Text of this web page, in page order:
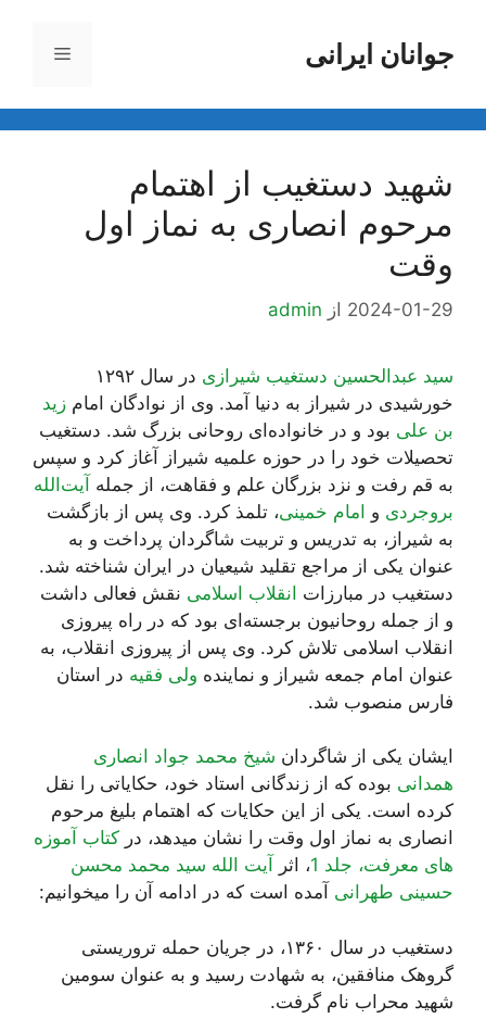
محتواجوانان ایرانی فهرست
شهید دستغیب از اهتمام
مرحوم انصاری به نماز اول
وقت
2024-01-29 از admin
سید عبدالحسین دستغیب شیرازی
در سال ۱۲۹۲
خورشیدی در شیراز به دنیا آمد. وی از نوادگان امام زید
بن علی بود و در خانواده‌ای روحانی بزرگ شد. دستغیب
تحصیلات خود را در حوزه علمیه شیراز آغاز کرد و سپس
به قم رفت و نزد بزرگان علم و فقاهت، از جمله آیت‌الله
بروجردی و امام خمینی، تلمذ کرد. وی پس از بازگشت
به شیراز، به تدریس و تربیت شاگردان پرداخت و به
عنوان یکی از مراجع تقلید شیعیان در ایران شناخته شد.
دستغیب در مبارزات انقلاب اسلامی نقش فعالی داشت
و از جمله روحانیون برجسته‌ای بود که در راه پیروزی
انقلاب اسلامی تلاش کرد. وی پس از پیروزی انقلاب، به
عنوان امام جمعه شیراز و نماینده ولی فقیه در استان
فارس منصوب شد.
ایشان یکی از شاگردان شیخ محمد جواد انصاری
همدانی بوده که از زندگانی استاد خود، حکایاتی را نقل
کرده است. یکی از این حکایات که اهتمام بلیغ مرحوم
انصاری به نماز اول وقت را نشان میدهد، در کتاب آموزه
های معرفت، جلد 1
، اثر
آیت الله سید محمد محسن
حسینی طهرانی آمده است که در ادامه آن را میخوانیم:
دستغیب در سال ۱۳۶۰، در جریان حمله تروریستی
گروهک منافقین، به شهادت رسید و به عنوان سومین
شهید محراب نام گرفت.